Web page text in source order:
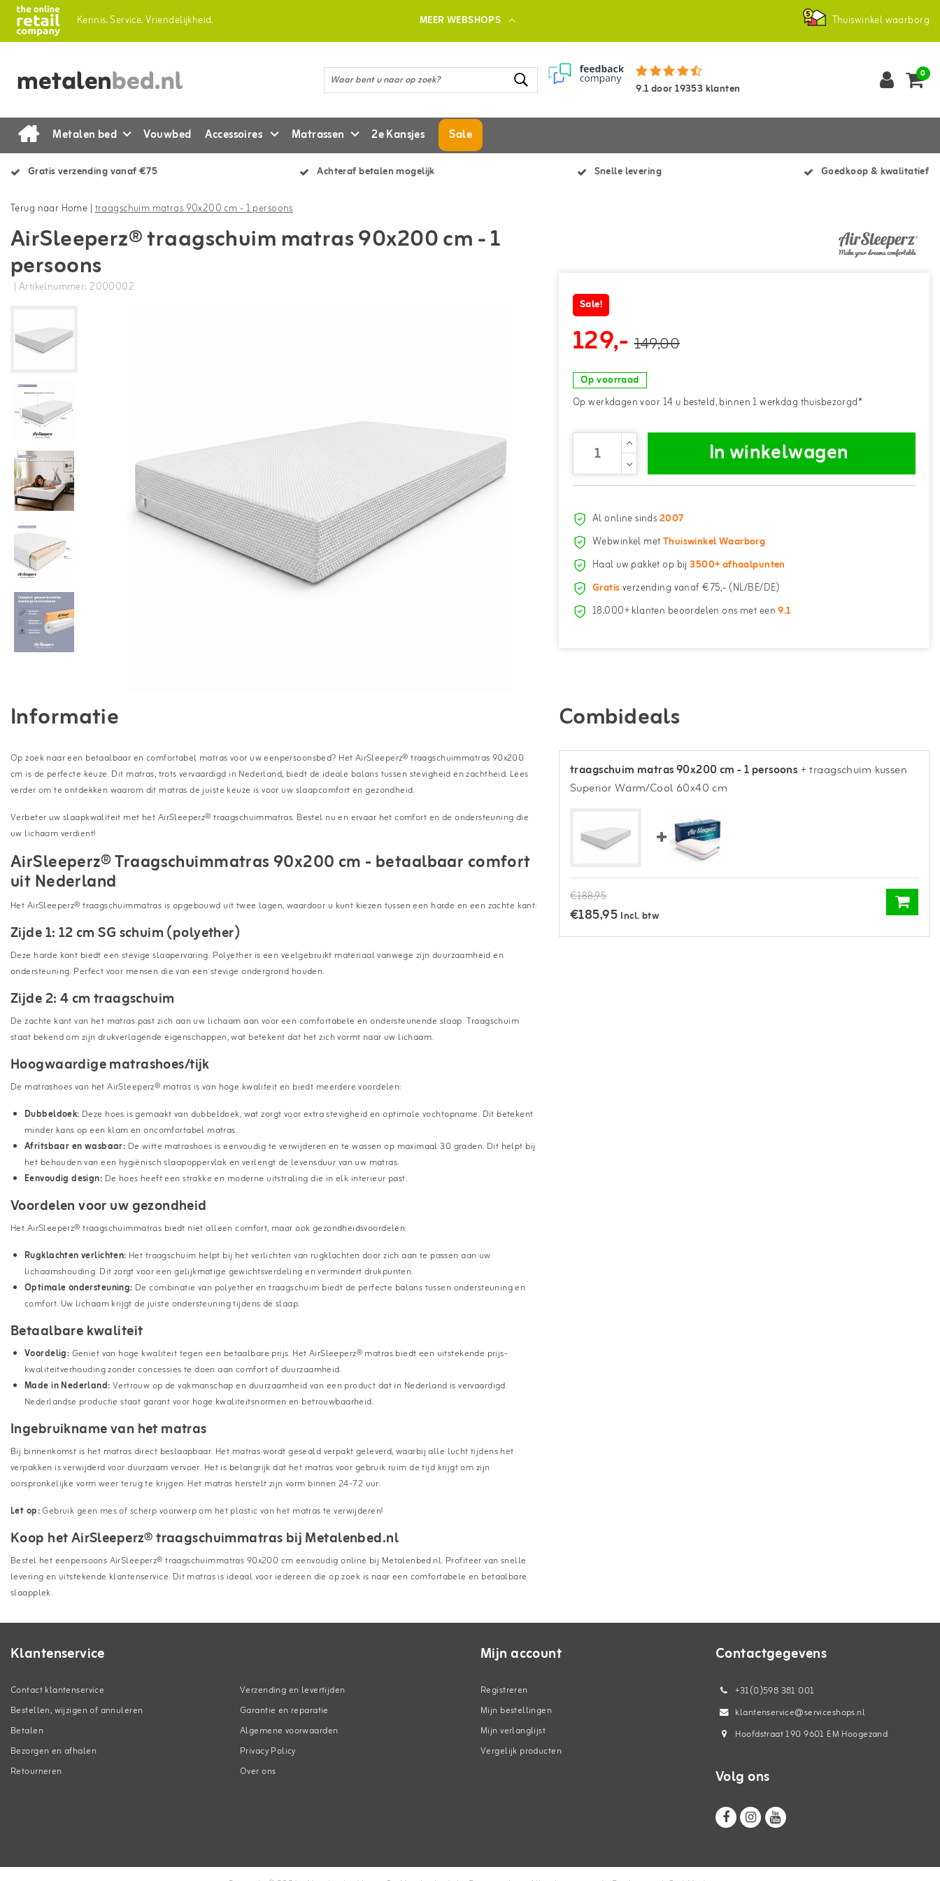
Kennis.Service.Vriendelijkheid. MEER WEBSHOPS Thuiswinkel waarborg
9.1door19353 klanten
0
Metalen bed Vouwbed Accessoires Matrassen 2e Kansjes Sale
Gratis verzending vanaf €75 Achteraf betalen mogelijk Snelle levering Goedkoop & kwalitatief
Terug naar Home |traagschuim matras 90x200 cm - 1 persoons
AirSleeperz® traagschuim matras 90x200 cm - 1
persoons
| Artikelnummer: 2000002
Sale!
129,- 149,00
Op voorraad
Op werkdagen voor 14 u besteld, binnen 1 werkdag thuisbezorgd*
In winkelwagen
Al online sinds2007
Webwinkel metThuiswinkel Waarborg
Haal uw pakket op bij3500+ afhaalpunten
Gratisverzending vanaf €75,- (NL/BE/DE)
18.000+ klanten beoordelen ons met een9.1
Informatie
Op zoek naar een betaalbaar en comfortabel matras voor uw eenpersoonsbed? Het AirSleeperz® traagschuimmatras 90x200
cm is de perfecte keuze. Dit matras, trots vervaardigd in Nederland, biedt de ideale balans tussen stevigheid en zachtheid. Lees
verder om te ontdekken waarom dit matras de juiste keuze is voor uw slaapcomfort en gezondheid.
Verbeter uw slaapkwaliteit met het AirSleeperz® traagschuimmatras. Bestel nu en ervaar het comfort en de ondersteuning die
uw lichaam verdient!
AirSleeperz® Traagschuimmatras 90x200 cm - betaalbaar comfort
uit Nederland
Het AirSleeperz® traagschuimmatras is opgebouwd uit twee lagen, waardoor u kunt kiezen tussen een harde en een zachte kant:
Zijde 1: 12 cm SG schuim (polyether)
Deze harde kant biedt een stevige slaapervaring. Polyether is een veelgebruikt materiaal vanwege zijn duurzaamheid en
ondersteuning. Perfect voor mensen die van een stevige ondergrond houden.
Zijde 2: 4 cm traagschuim
De zachte kant van het matras past zich aan uw lichaam aan voor een comfortabele en ondersteunende slaap. Traagschuim
staat bekend om zijn drukverlagende eigenschappen, wat betekent dat het zich vormt naar uw lichaam.
Hoogwaardige matrashoes/tijk
De matrashoes van het AirSleeperz® matras is van hoge kwaliteit en biedt meerdere voordelen:
Dubbeldoek: Deze hoes is gemaakt van dubbeldoek, wat zorgt voor extra stevigheid en optimale vochtopname. Dit betekent
minder kans op een klam en oncomfortabel matras.
Afritsbaar en wasbaar: De witte matrashoes is eenvoudig te verwijderen en te wassen op maximaal 30 graden. Dit helpt bij
het behouden van een hygiënisch slaapoppervlak en verlengt de levensduur van uw matras.
Eenvoudig design: De hoes heeft een strakke en moderne uitstraling die in elk interieur past.
Voordelen voor uw gezondheid
Het AirSleeperz® traagschuimmatras biedt niet alleen comfort, maar ook gezondheidsvoordelen:
Rugklachten verlichten: Het traagschuim helpt bij het verlichten van rugklachten door zich aan te passen aan uw
lichaamshouding. Dit zorgt voor een gelijkmatige gewichtsverdeling en vermindert drukpunten.
Optimale ondersteuning: De combinatie van polyether en traagschuim biedt de perfecte balans tussen ondersteuning en
comfort. Uw lichaam krijgt de juiste ondersteuning tijdens de slaap.
Betaalbare kwaliteit
Voordelig: Geniet van hoge kwaliteit tegen een betaalbare prijs. Het AirSleeperz® matras biedt een uitstekende prijs-
kwaliteitverhouding zonder concessies te doen aan comfort of duurzaamheid.
Made in Nederland:Vertrouw op de vakmanschap en duurzaamheid van een product dat in Nederland is vervaardigd.
Nederlandse productie staat garant voor hoge kwaliteitsnormen en betrouwbaarheid.
Ingebruikname van het matras
Bij binnenkomst is het matras direct beslaapbaar. Het matras wordt geseald verpakt geleverd, waarbij alle lucht tijdens het
verpakken is verwijderd voor duurzaam vervoer. Het is belangrijk dat het matras voor gebruik ruim de tijd krijgt om zijn
oorspronkelijke vorm weer terug te krijgen. Het matras herstelt zijn vorm binnen 24-72 uur.
Let op:Gebruik geen mes of scherp voorwerp om het plastic van het matras te verwijderen!
Koop het AirSleeperz® traagschuimmatras bij Metalenbed.nl
Bestel het eenpersoons AirSleeperz® traagschuimmatras 90x200 cm eenvoudig online bij Metalenbed.nl. Profiteer van snelle
levering en uitstekende klantenservice. Dit matras is ideaal voor iedereen die op zoek is naar een comfortabele en betaalbare
slaapplek.
Combideals
traagschuim matras 90x200 cm - 1 persoons+ traagschuim kussen
Superior Warm/Cool 60x40 cm
€188,95
€185,95 Incl. btw
Klantenservice
Contact klantenservice
Bestellen, wijzigen of annuleren
Betalen
Bezorgen en afhalen
Retourneren
Verzending en levertijden
Garantie en reparatie
Algemene voorwaarden
Privacy Policy
Over ons
Mijn account
Registreren
Mijn bestellingen
Mijn verlanglijst
Vergelijk producten
Contactgegevens
+31(0)598 381 001
klantenservice@serviceshops.nl
Hoofdstraat 190 9601 EM Hoogezand
Volg ons